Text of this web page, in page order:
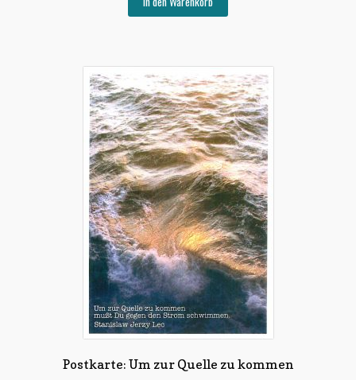
Postkarte: Um zur Quelle zu kommen